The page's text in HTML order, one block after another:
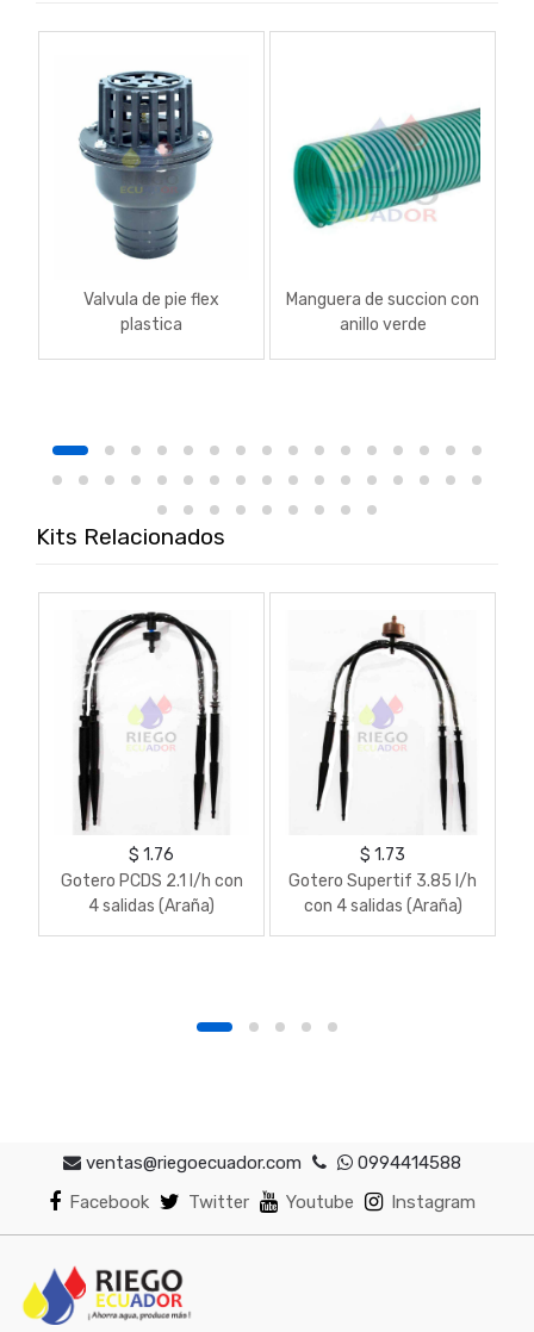
Valvula de pie flex
plastica
Manguera de succion con
anillo verde
Kits Relacionados
$ 1.76
Gotero PCDS 2.1 l/h con
4 salidas (Araña)
$ 1.73
Gotero Supertif 3.85 l/h
con 4 salidas (Araña)
ventas@riegoecuador.com
0994414588
Facebook
Twitter Youtube Instagram